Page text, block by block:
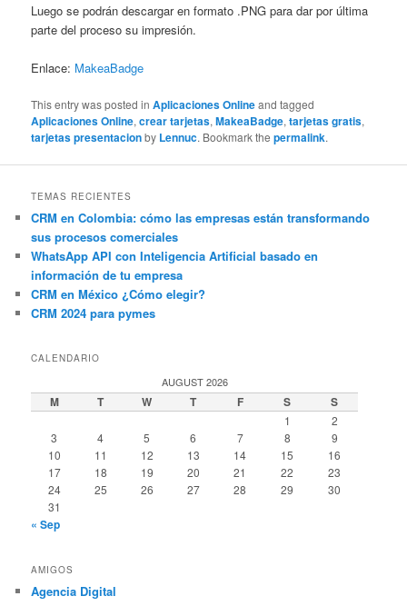
Luego se podrán descargar en formato .PNG para dar por última
parte del proceso su impresión.
Enlace: MakeaBadge
This entry was posted inAplicaciones Onlineand tagged
Aplicaciones Online,crear tarjetas,MakeaBadge,tarjetas gratis,
tarjetas presentacionby Lennuc. Bookmark thepermalink.
TEMAS RECIENTES
CRM en Colombia: cómo las empresas están transformando
sus procesos comerciales
WhatsApp API con Inteligencia Artificial basado en
información de tu empresa
CRM en México ¿Cómo elegir?
CRM 2024 para pymes
CALENDARIO
AUGUST 2026
M T W T F S S
1
2
3
4 5 6 7 8
9
10
11 12 13 14 15
16
17
18 19 20 21 22
23
24
25 26 27 28 29
30
31
« Sep
AMIGOS
Agencia Digital